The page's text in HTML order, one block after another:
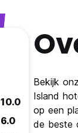
10.0
6.0
Bekijk
Island
op een
de beste